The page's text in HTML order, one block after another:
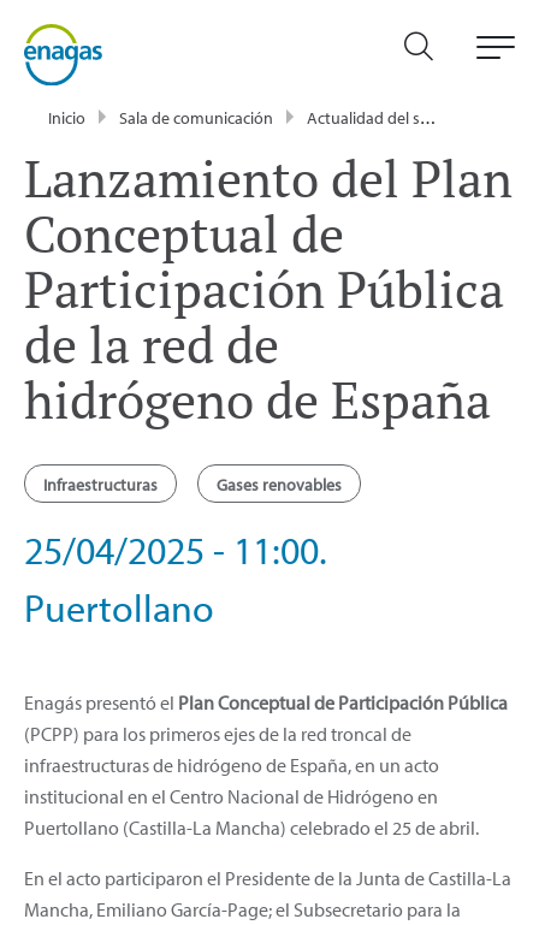
Inicio Sala de comunicación Actualidad del sector energético - Enagás
Lanzamiento del Plan
Conceptual de
Participación Pública
de la red de
hidrógeno de España
Infraestructuras Gases renovables
25/04/2025 - 11:00.
Puertollano
Enagás presentó el Plan Conceptual de Participación Pública
(PCPP) para los primeros ejes de la red troncal de
infraestructuras de hidrógeno de España, en un acto
institucional en el Centro Nacional de Hidrógeno en
Puertollano (Castilla-La Mancha) celebrado el 25 de abril.
En el acto participaron el Presidente de la Junta de Castilla-La
Mancha, Emiliano García-Page; el Subsecretario para la